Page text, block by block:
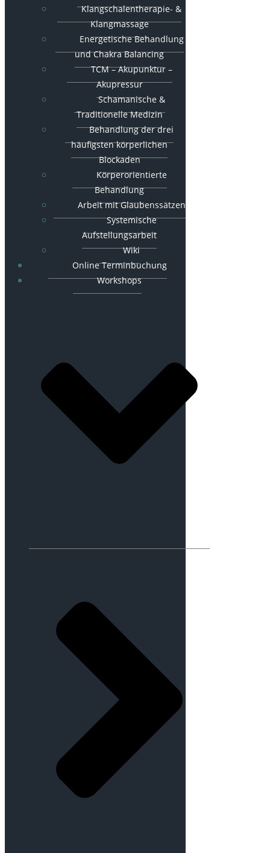
Klangschalentherapie- &
Klangmassage
Energetische Behandlung
und Chakra Balancing
TCM – Akupunktur –
Akupressur
Schamanische &
Traditionelle Medizin
Behandlung der drei
häufigsten körperlichen
Blockaden
Körperorientierte
Behandlung
Arbeit mit Glaubenssätzen
Systemische
Aufstellungsarbeit
Wiki
Online Terminbuchung
Workshops